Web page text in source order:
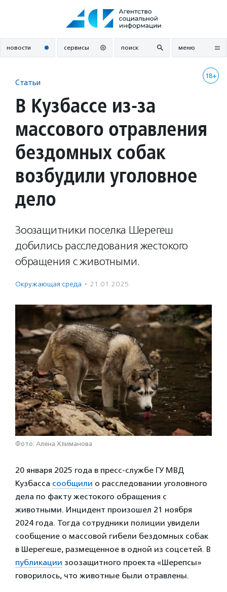
новости сервисы поиск меню
18+
Статьи
В Кузбассе из-за
массового отравления
бездомных собак
возбудили уголовное
дело
Зоозащитники поселка Шерегеш
добились расследования жестокого
обращения с животными.
Окружающая среда · 21.01.2025
Фото: Алена Хлиманова
20 января 2025 года в пресс-службе ГУ МВД
Кузбасса сообщили о расследовании уголовного
дела по факту жестокого обращения с
животными. Инцидент произошел 21 ноября
2024 года. Тогда сотрудники полиции увидели
сообщение о массовой гибели бездомных собак
в Шерегеше, размещенное в одной из соцсетей. В
публикации зоозащитного проекта «Шерепсы»
говорилось, что животные были отравлены.